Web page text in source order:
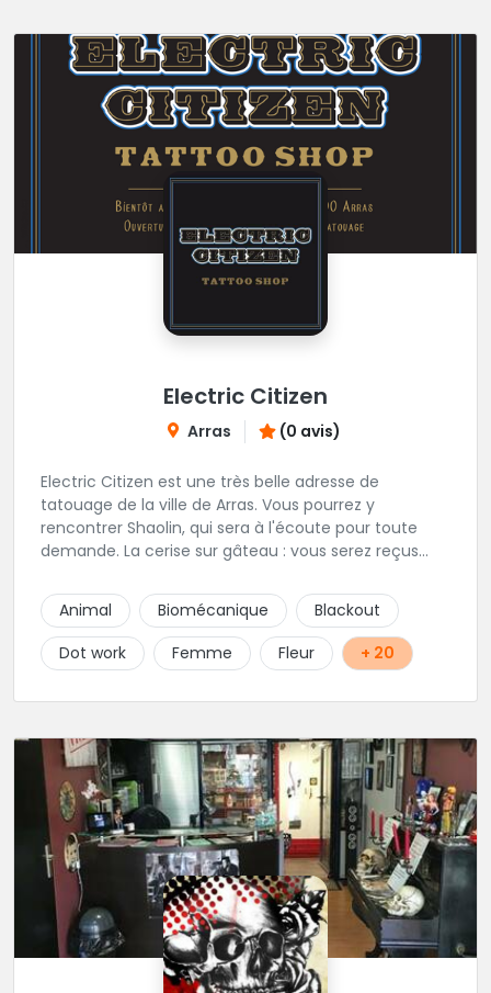
Electric Citizen
Arras (0 avis)
Electric Citizen est une très belle adresse de
tatouage de la ville de Arras. Vous pourrez y
rencontrer Shaolin, qui sera à l'écoute pour toute
demande. La cerise sur gâteau : vous serez reçus
conviviale. N'hésitez à vous rendre au studio pour
que l'équipe vous aiguille dans votre projet.
Animal Biomécanique
Blackout
Dot work
Femme Fleur + 20